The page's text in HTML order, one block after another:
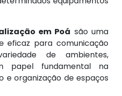
em Poá são uma
eficaz para comunicação
de ambientes,
papel fundamental na
e organização de espaços